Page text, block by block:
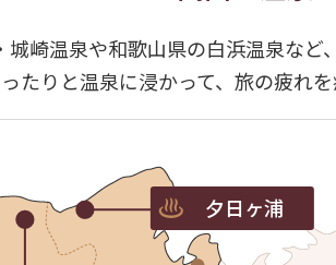
崎温泉や和歌山県の白浜温泉など
たりと温泉に浸かって、旅の疲れ
夕日ヶ浦